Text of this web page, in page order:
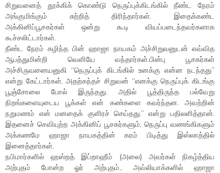
சிறுவனைத் தூக்கிக் கொண்டு நெருப்புக்கிடங்கில் நீண்ட நேரம்
அங்குமிங்கும் சுற்றித் திரிந்தார்கள். இதைக்கண்ட
அக்கினிப்பூசகர்கள் ஒன்று கூடி வியப்படைந்தவர்களாக
கூச்சலிட்டார்கள்.
நீண்ட நேரம் கழிந்த பின் ஹாஜா நாயகம் அச்சிறுவனுடன் எவ்வித
ஆபத்துமின்றி வெளியே வந்தார்கள்.பின்பு பூசகர்கள்
அச்சிருவனையனுகி “நெருப்புக் கிடங்கில் உனக்கு என்ன நடந்தது”
என்று கேட்டார்கள். அதற்கந்தச் சிறுவன் “எனக்கு நெருப்புக் கிடங்கு
பூஞ்சோலை போல் இருந்தது. அதில் பூத்திருந்த பல்வேறு
நிறங்களையுடைய பூக்கள் என் கண்களை கவர்ந்தன. அவற்றின்
நறுமணம் என் மனதைக் குளிரச் செய்தது.” என்று பதிலளித்தான்.
இதனைச் செவியுற்ற அக்கினிப் பூசகர்களும், நெருப்பு வணங்கிகளும்
அக்கணமே ஹாஜா நாயகத்தின் கரம் பிடித்து இஸ்லாத்தில்
இனைத்தார்கள்.
நபிமார்களில் ஹஸ்றத் இப்றாஹீம் (அலை) அவர்கள் நிகழ்த்திய
அற்புதம் போன்ற ஓர் அற்புதம்., அவ்லியாக்களில் ஹாஜா